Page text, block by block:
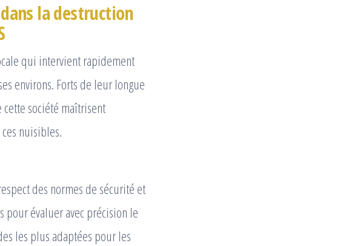
dans la destruction
qui intervient rapidement
environs. Forts de leur longue
société maîtrisent
nuisibles.
des normes de sécurité et
pour évaluer avec précision le
les plus adaptées pour les